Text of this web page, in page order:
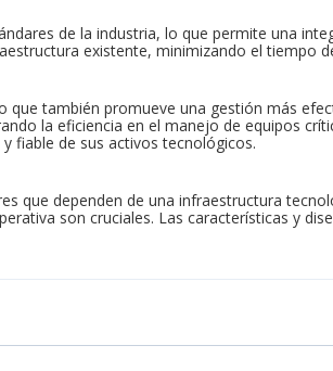
de la industria, lo que permite una
existente, minimizando el tiempo
también promueve una gestión más
la eficiencia en el manejo de equipos
fiable de sus activos tecnológicos.
que dependen de una infraestructura
son cruciales. Las características y